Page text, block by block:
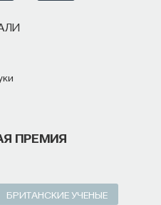
ПРЕМИЯ
БРИТАНСКИЕ УЧЕНЫЕ
начала
КУРС